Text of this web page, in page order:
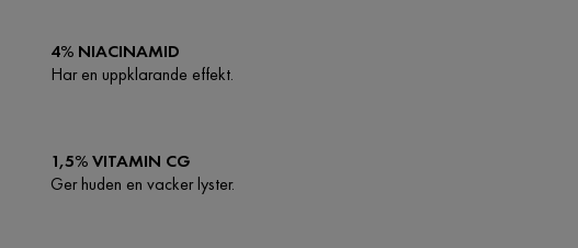
4% NIACINAMID
Har en uppklarande effekt.
1,5% VITAMIN CG
Ger huden en vacker lyster.